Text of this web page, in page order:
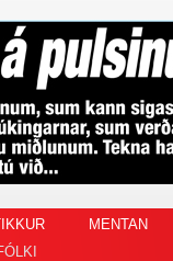
MENTAN